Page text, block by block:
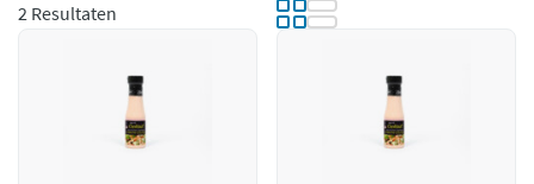
2 Resultaten